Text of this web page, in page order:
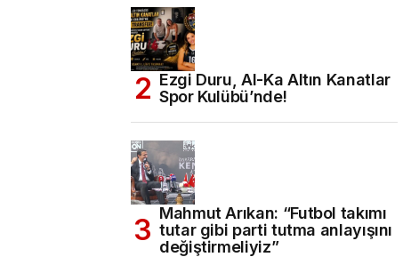
Ezgi Duru, Al-Ka Altın Kanatlar
Spor Kulübü’nde!
Mahmut Arıkan: “Futbol takımı
tutar gibi parti tutma anlayışını
değiştirmeliyiz”